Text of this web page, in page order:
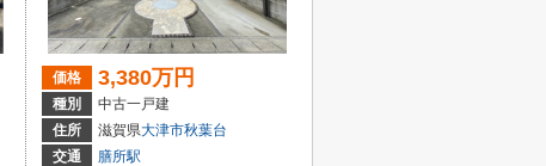
価格 3,380万円
種別
中古一戸建
住所
滋賀県大津市秋葉台
交通
膳所駅